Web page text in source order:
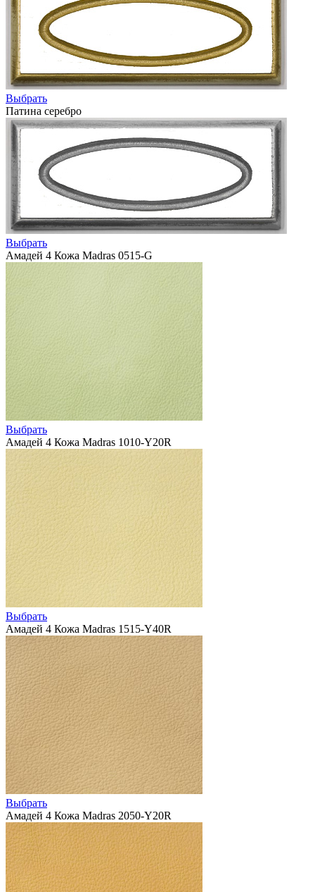
Выбрать
Патина серебро
Выбрать
Амадей 4 Кожа Madras 0515-G
Выбрать
Амадей 4 Кожа Madras 1010-Y20R
Выбрать
Амадей 4 Кожа Madras 1515-Y40R
Выбрать
Амадей 4 Кожа Madras 2050-Y20R